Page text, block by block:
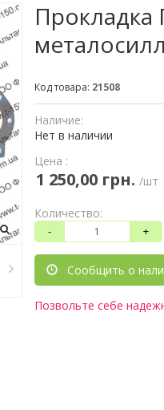
Прокладка
Код товара: 21508
Наличие:
Нет в наличии
Цена :
1 250,00 грн. /шт
Количество:
- +
Сообщить о
Позвольте себе